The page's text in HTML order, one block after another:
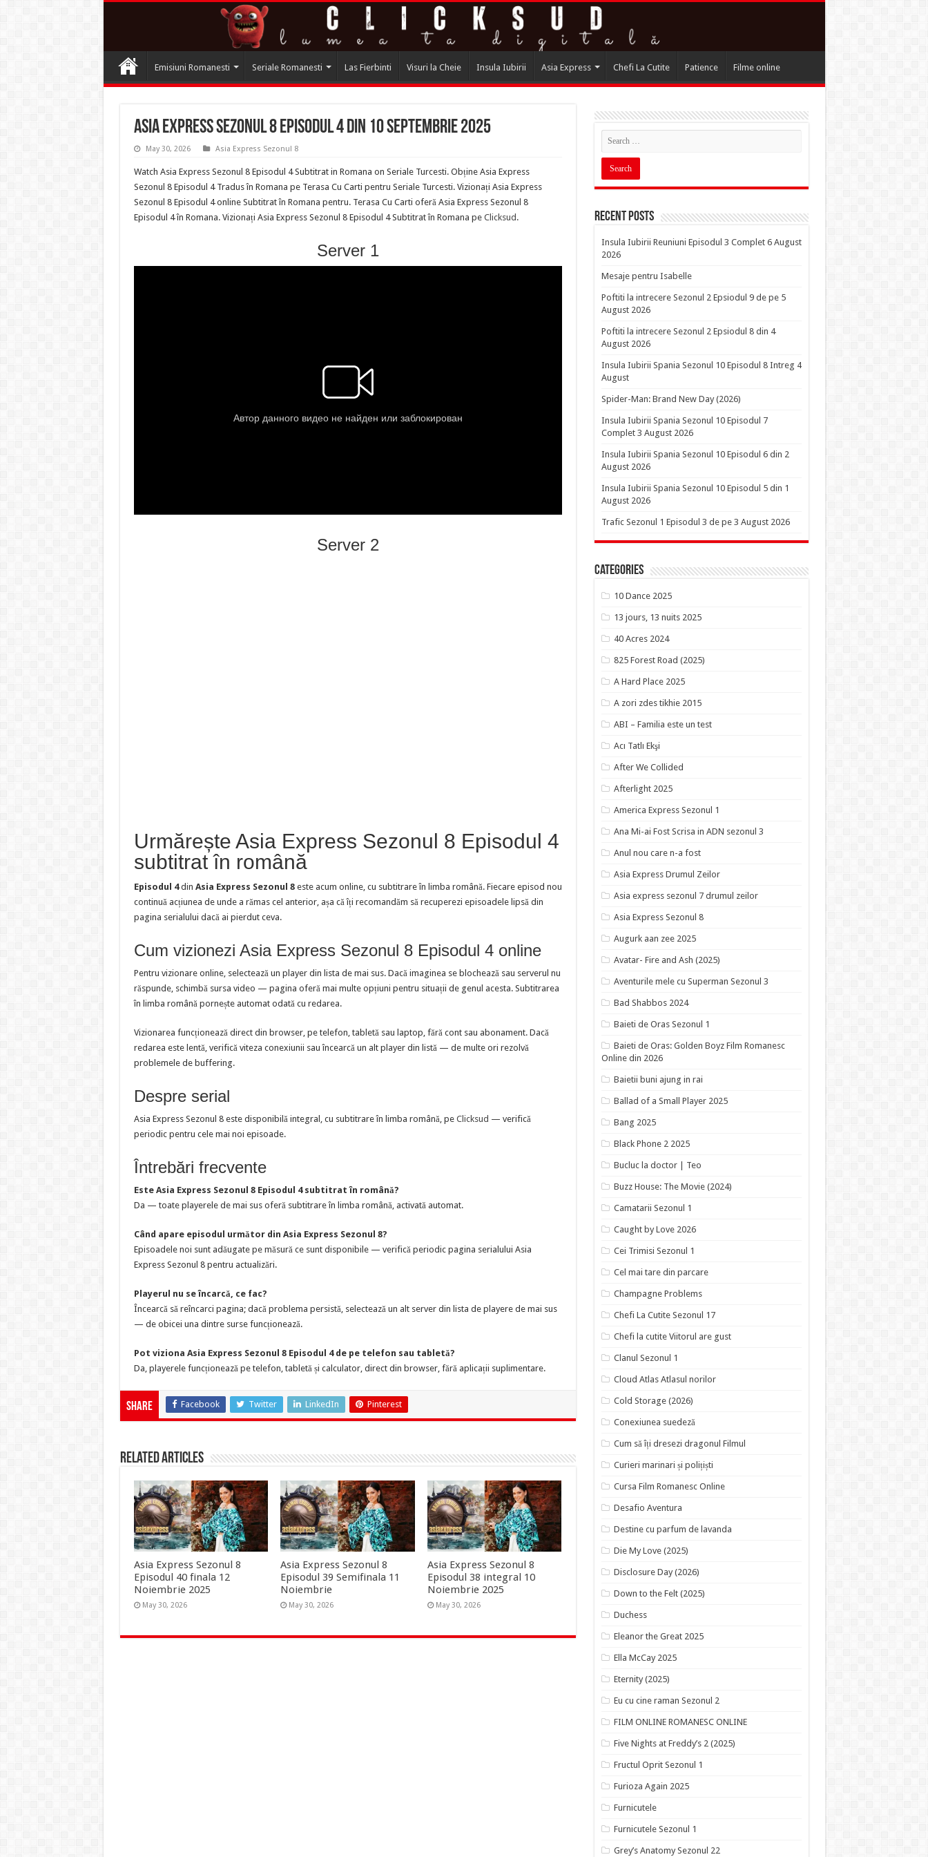
Emisiuni Romanesti Seriale Romanesti Las Fierbinti Visuri la Cheie Insula Iubirii Asia Express Chefi La Cutite Patience Filme online
Asia Express Sezonul 8 Episodul 4 din 10 Septembrie 2025
May 30, 2026 Asia Express Sezonul 8
Watch Asia Express Sezonul 8 Episodul 4 Subtitrat in Romana on Seriale Turcesti. Obține Asia Express
Sezonul 8 Episodul 4 Tradus în Romana pe Terasa Cu Carti pentru Seriale Turcesti. Vizionați Asia Express
Sezonul 8 Episodul 4 online Subtitrat în Romana pentru. Terasa Cu Carti oferă Asia Express Sezonul 8
Episodul 4 în Romana. Vizionați Asia Express Sezonul 8 Episodul 4 Subtitrat în Romana pe Clicksud .
Server 1
Server 2
Urmărește Asia Express Sezonul 8 Episodul 4
subtitrat în română
Episodul 4din Asia Express Sezonul 8este acum online, cu subtitrare în limba română. Fiecare episod nou
continuă acțiunea de unde a rămas cel anterior, așa că îți recomandăm să recuperezi episoadele lipsă din
pagina serialului dacă ai pierdut ceva.
Cum vizionezi Asia Express Sezonul 8 Episodul 4 online
Pentru vizionare online, selectează un player din lista de mai sus. Dacă imaginea se blochează sau serverul nu
răspunde, schimbă sursa video — pagina oferă mai multe opțiuni pentru situații de genul acesta. Subtitrarea
în limba română pornește automat odată cu redarea.
Vizionarea funcționează direct din browser, pe telefon, tabletă sau laptop, fără cont sau abonament. Dacă
redarea este lentă, verifică viteza conexiunii sau încearcă un alt player din listă — de multe ori rezolvă
problemele de buffering.
Despre serial
Asia Express Sezonul 8 este disponibilă integral, cu subtitrare în limba română, pe Clicksud — verifică
periodic pentru cele mai noi episoade.
Întrebări frecvente
Este Asia Express Sezonul 8 Episodul 4 subtitrat în română?
Da — toate playerele de mai sus oferă subtitrare în limba română, activată automat.
Când apare episodul următor din Asia Express Sezonul 8?
Episoadele noi sunt adăugate pe măsură ce sunt disponibile — verifică periodic pagina serialului Asia
Express Sezonul 8 pentru actualizări.
Playerul nu se încarcă, ce fac?
Încearcă să reîncarci pagina; dacă problema persistă, selectează un alt server din lista de playere de mai sus
— de obicei una dintre surse funcționează.
Pot viziona Asia Express Sezonul 8 Episodul 4 de pe telefon sau tabletă?
Da, playerele funcționează pe telefon, tabletă și calculator, direct din browser, fără aplicații suplimentare.
Share Facebook Twitter LinkedIn Pinterest
Related Articles
Asia Express Sezonul 8
Episodul 40 finala 12
Noiembrie 2025
May 30, 2026
Asia Express Sezonul 8
Episodul 39 Semifinala 11
Noiembrie
May 30, 2026
Asia Express Sezonul 8
Episodul 38 integral 10
Noiembrie 2025
May 30, 2026
Recent Posts
Insula Iubirii Reuniuni Episodul 3 Complet 6 August
2026
Mesaje pentru Isabelle
Poftiti la intrecere Sezonul 2 Epsiodul 9 de pe 5
August 2026
Poftiti la intrecere Sezonul 2 Epsiodul 8 din 4
August 2026
Insula Iubirii Spania Sezonul 10 Episodul 8 Intreg 4
August
Spider-Man: Brand New Day (2026)
Insula Iubirii Spania Sezonul 10 Episodul 7
Complet 3 August 2026
Insula Iubirii Spania Sezonul 10 Episodul 6 din 2
August 2026
Insula Iubirii Spania Sezonul 10 Episodul 5 din 1
August 2026
Trafic Sezonul 1 Episodul 3 de pe 3 August 2026
Categories
10 Dance 2025
13 jours, 13 nuits 2025
40 Acres 2024
825 Forest Road (2025)
A Hard Place 2025
A zori zdes tikhie 2015
ABI – Familia este un test
Acı Tatlı Ekşi
After We Collided
Afterlight 2025
America Express Sezonul 1
Ana Mi-ai Fost Scrisa in ADN sezonul 3
Anul nou care n-a fost
Asia Express Drumul Zeilor
Asia express sezonul 7 drumul zeilor
Asia Express Sezonul 8
Augurk aan zee 2025
Avatar- Fire and Ash (2025)
Aventurile mele cu Superman Sezonul 3
Bad Shabbos 2024
Baieti de Oras Sezonul 1
Baieti de Oras: Golden Boyz Film Romanesc
Online din 2026
Baietii buni ajung in rai
Ballad of a Small Player 2025
Bang 2025
Black Phone 2 2025
Bucluc la doctor | Teo
Buzz House: The Movie (2024)
Camatarii Sezonul 1
Caught by Love 2026
Cei Trimisi Sezonul 1
Cel mai tare din parcare
Champagne Problems
Chefi La Cutite Sezonul 17
Chefi la cutite Viitorul are gust
Clanul Sezonul 1
Cloud Atlas Atlasul norilor
Cold Storage (2026)
Conexiunea suedeză
Cum să îți dresezi dragonul Filmul
Curieri marinari și polițiști
Cursa Film Romanesc Online
Desafio Aventura
Destine cu parfum de lavanda
Die My Love (2025)
Disclosure Day (2026)
Down to the Felt (2025)
Duchess
Eleanor the Great 2025
Ella McCay 2025
Eternity (2025)
Eu cu cine raman Sezonul 2
FILM ONLINE ROMANESC ONLINE
Five Nights at Freddy’s 2 (2025)
Fructul Oprit Sezonul 1
Furioza Again 2025
Furnicutele
Furnicutele Sezonul 1
Grey’s Anatomy Sezonul 22